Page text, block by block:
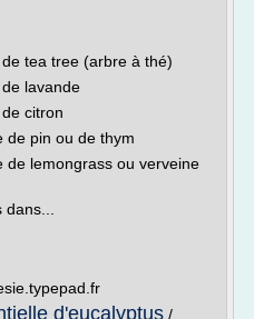
tea tree (arbre à thé)
lavande
citron
de pin ou de thym
de lemongrass ou verveine
d'eucalyptus /